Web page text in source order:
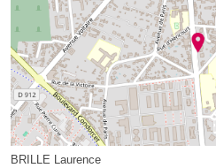
BRILLE Laurence